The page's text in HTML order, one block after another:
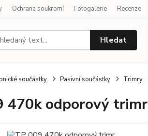
Ochrana soukromí Fotogalerie Recenze
Hledat
součástky Pasivní součástky Trimry
470k odporový trimr